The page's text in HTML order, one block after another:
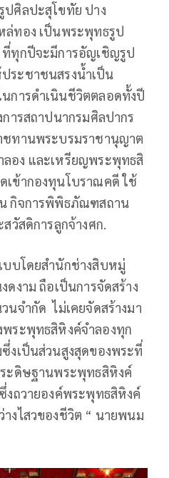
ศิลปะสุโขทัย ปาง
ล่ทอง เป็นพระพุทธรูป
ที่ทุกปีจะมีการอัญเชิญรูป
ระชาชนสรงน้ำเป็น
นการดำเนินชีวิตตลอดทั้งปี
ารสถาปนากรมศิลปากร
ชทานพระบรมราชานุญาต
อง และเหรียญพระพุทธสิ
เข้ากองทุนโบราณคดี ใช้
กิจการพิพิธภัณฑสถาน
วัสดิการลูกจ้างศก.
บบโดยสำนักช่างสิบหมู่
งาม ถือเป็นการจัดสร้าง
นจำกัด ไม่เคยจัดสร้างมา
ระพุทธสิหิงค์จำลองทุก
งเป็นส่วนสูงสุดของพระที่
ะดิษฐานพระพุทธสิหิงค์
งถวายองค์พระพุทธสิหิงค์
งไสวของชีวิต “ นายพนม